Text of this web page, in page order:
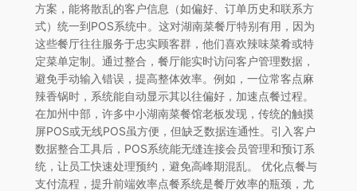
方案，能将散乱的客户信息（如偏好、订单历史和联系方
式）统一到POS系统中。这对湖南菜餐厅特别有用，因为
这些餐厅往往服务于忠实顾客群，他们喜欢辣味菜肴或特
定菜单定制。通过整合，餐厅能实时访问客户管理数据，
避免手动输入错误，提高整体效率。例如，一位常客点麻
辣香锅时，系统能自动显示其以往偏好，加速点餐过程。
在加州中部，许多中小湖南菜餐馆老板发现，传统的触摸
屏POS或无线POS虽方便，但缺乏数据连通性。引入客户
数据整合工具后，POS系统能无缝连接会员管理和预订系
统，让员工快速处理预约，避免高峰期混乱。 优化点餐与
支付流程，提升前端效率点餐系统是餐厅效率的瓶颈，尤